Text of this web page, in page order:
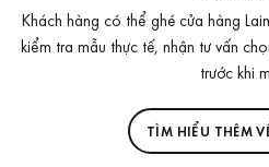
Khách hàng có thể ghé cửa hàng
kiểm tra mẫu thực tế, nhận tư vấn
trước khi
TÌM HIỂU THÊM